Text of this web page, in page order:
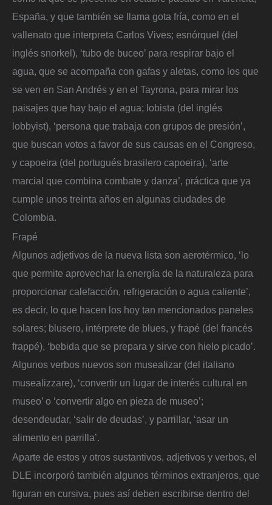
España, y que también se llama gota fría, como en el
vallenato que interpreta Carlos Vives; esnórquel (del
inglés snorkel), ‘tubo de buceo’ para respirar bajo el
agua, que se acompaña con gafas y aletas, como los que
se ven en San Andrés y en el Tayrona, para mirar los
paisajes que hay bajo el agua; lobista (del inglés
lobbyist), ‘persona que trabaja con grupos de presión’,
que buscan votos a favor de sus causas en el Congreso,
y capoeira (del portugués brasilero capoeira), ‘arte
marcial que combina combate y danza’, práctica que ya
cumple unos treinta años en algunas ciudades de
Colombia.
Frapé
Algunos adjetivos de la nueva lista son aerotérmico, ‘lo
que permite aprovechar la energía de la naturaleza para
proporcionar calefacción, refrigeración o agua caliente’,
es decir, lo que hacen los hoy tan mencionados paneles
solares; blusero, intérprete de blues, y frapé (del francés
frappé), ‘bebida que se prepara y sirve con hielo picado’.
Algunos verbos nuevos son musealizar (del italiano
musealizzare), ‘convertir un lugar de interés cultural en
museo’ o ‘convertir algo en pieza de museo’;
desendeudar, ‘salir de deudas’, y parrillar, ‘asar un
alimento en parrilla’.
Aparte de estos y otros sustantivos, adjetivos y verbos, el
DLE incorporó también algunos términos extranjeros, que
figuran en cursiva, pues así deben escribirse dentro del